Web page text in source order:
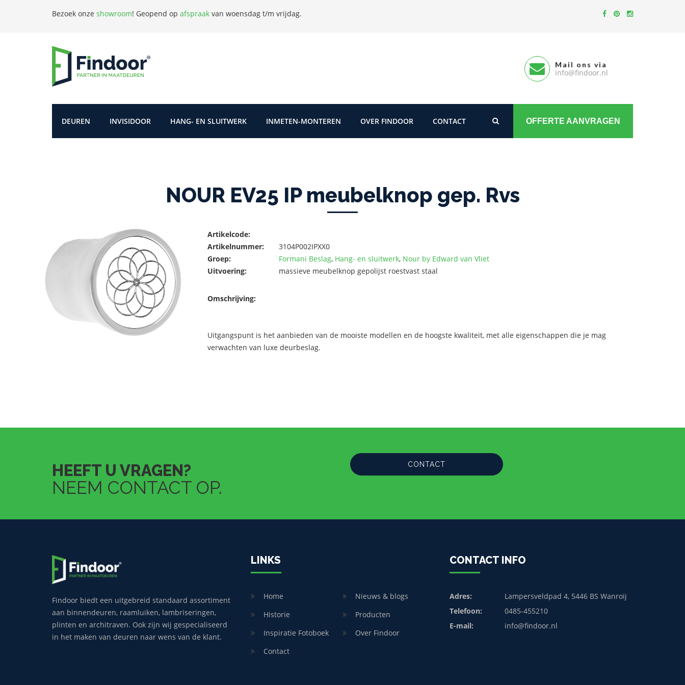
Bezoek onze showroom! Geopend op afspraak van woensdag t/m vrijdag.
Mail ons via
info@findoor.nl
DEUREN INVISIDOOR HANG- EN SLUITWERK INMETEN-MONTEREN OVER FINDOOR CONTACT OFFERTE AANVRAGEN
NOUR EV25 IP meubelknop gep. Rvs
Artikelcode:
Artikelnummer:
3104P002IPXX0
Groep:
Formani Beslag, Hang- en sluitwerk, Nour by Edward van Vliet
Uitvoering:
massieve meubelknop gepolijst roestvast staal
Omschrijving:
Uitgangspunt is het aanbieden van de mooiste modellen en de hoogste kwaliteit, met alle eigenschappen die je mag
verwachten van luxe deurbeslag.
HEEFT U VRAGEN?
NEEM CONTACT OP.
CONTACT
Findoor biedt een uitgebreid standaard assortiment
aan binnendeuren, raamluiken, lambriseringen,
plinten en architraven. Ook zijn wij gespecialiseerd
in het maken van deuren naar wens van de klant.
LINKS
Home
Nieuws & blogs
Historie
Producten
Inspiratie Fotoboek
Over Findoor
Contact
CONTACT INFO
Adres:
Lampersveldpad 4, 5446 BS Wanroij
Telefoon:
0485-455210
E-mail:
info@findoor.nl